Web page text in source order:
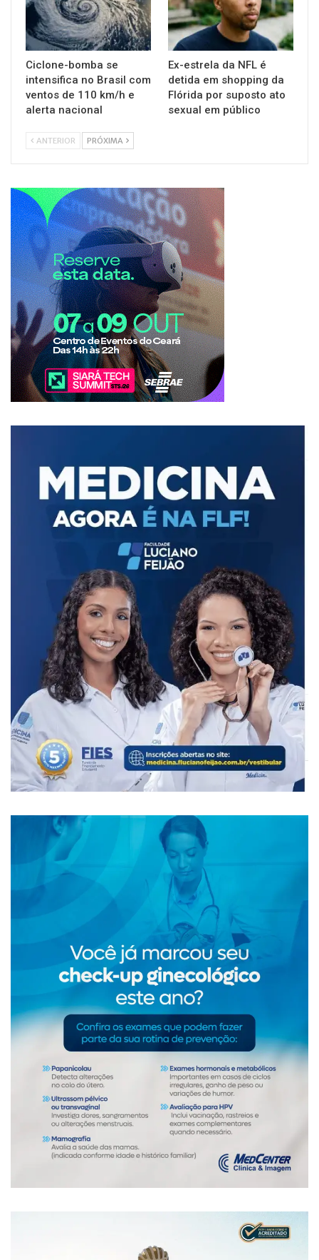
Ciclone-bomba se
intensifica no Brasil com
ventos de 110 km/h e
alerta nacional
Ex-estrela da NFL é
detida em shopping da
Flórida por suposto ato
sexual em público
ANTERIOR PRÓXIMA